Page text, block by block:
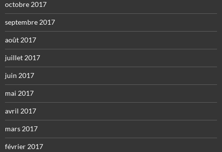
octobre 2017
septembre 2017
août 2017
juillet 2017
juin 2017
mai 2017
avril 2017
mars 2017
février 2017